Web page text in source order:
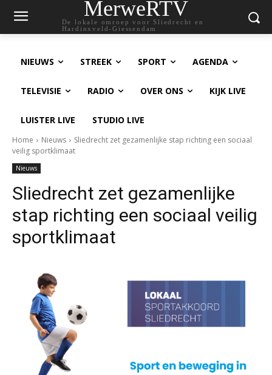
MerweRTV
De lokale omroep voor Sliedrecht en
Hardinxveld-Giessendam
NIEUWS STREEK SPORT AGENDA
TELEVISIE RADIO OVER ONS KIJK LIVE
LUISTER LIVE STUDIO LIVE
Home Nieuws
Sliedrecht zet gezamenlijke stap richting een sociaal
veilig sportklimaat
Nieuws
Sliedrecht zet gezamenlijke
stap richting een sociaal veilig
sportklimaat